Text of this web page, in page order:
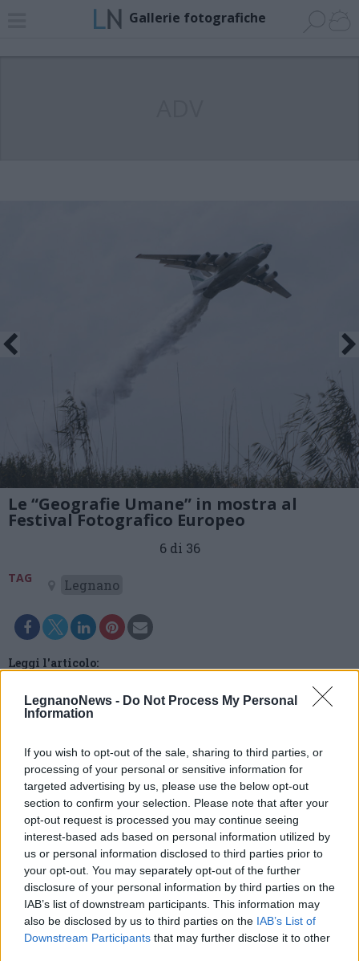
LegnanoNews - Do Not Process My Personal
Information
If you wish to opt-out of the sale, sharing to third parties, or
processing of your personal or sensitive information for
targeted advertising by us, please use the below opt-out
section to confirm your selection. Please note that after your
opt-out request is processed you may continue seeing
interest-based ads based on personal information utilized by
us or personal information disclosed to third parties prior to
your opt-out. You may separately opt-out of the further
disclosure of your personal information by third parties on the
IAB’s list of downstream participants. This information may
also be disclosed by us to third parties on the IAB’s List of
Downstream Participants that may further disclose it to other
Gallerie fotografiche
Le “Geografie Umane” in mostra al
Festival Fotografico Europeo
6 di 36
TAG Legnano
Leggi l'articolo:
in mostra nell’Alto Milanese